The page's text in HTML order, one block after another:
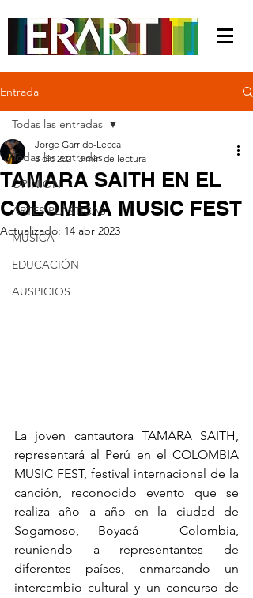
Entrada
Todas las entradas
OPINIÓN
ARTES PLÁSTICAS
MÚSICA
EDUCACIÓN
AUSPICIOS
Todas las entradas
TAMARA SAITH EN EL
COLOMBIA MUSIC FEST
Jorge Garrido-Lecca
3 dic 2021 3 min de lectura
Actualizado: 14 abr 2023
La joven cantautora TAMARA SAITH,
representará al Perú en el COLOMBIA
MUSIC FEST, festival internacional de la
canción, reconocido evento que se
realiza año a año en la ciudad de
Sogamoso, Boyacá - Colombia,
reuniendo a representantes de
diferentes países, enmarcando un
intercambio cultural y un concurso de